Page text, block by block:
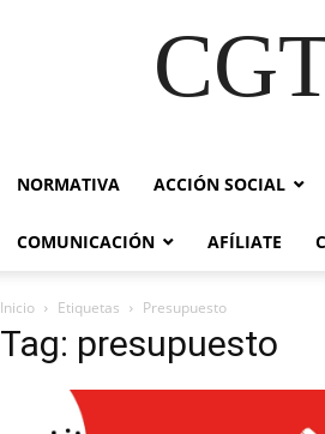
NORMATIVA ACCIÓN SOCIAL
COMUNICACIÓN AFÍLIATE
Inicio Etiquetas Presupuesto
Tag: presupuesto